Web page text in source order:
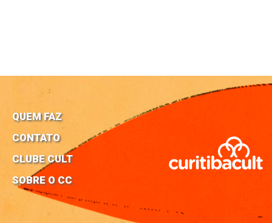
QUEM FAZ
CONTATO
CLUBE CULT
SOBRE O CC